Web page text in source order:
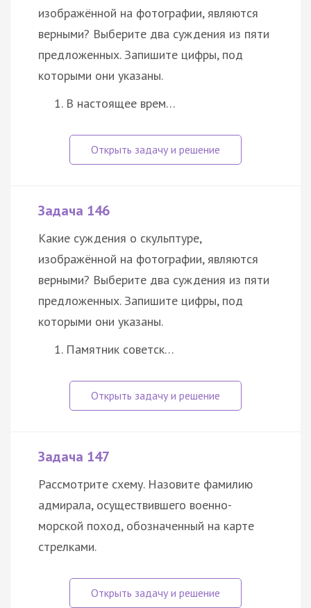
изображённой на фотографии, являются
верными? Выберите два суждения из пяти
предложенных. Запишите цифры, под
которыми они указаны.
В настоящее врем…
Задача 146
Какие суждения о скульптуре,
изображённой на фотографии, являются
верными? Выберите два суждения из пяти
предложенных. Запишите цифры, под
которыми они указаны.
Памятник советск…
Задача 147
Рассмотрите схему. Назовите фамилию
адмирала, осуществившего военно-
морской поход, обозначенный на карте
стрелками.